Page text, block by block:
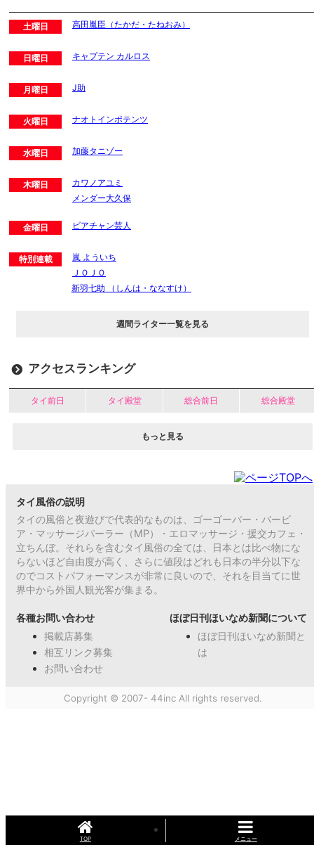
TOP メニュー
土曜日 高田胤臣（たかだ・たねおみ）
日曜日 キャプテン カルロス
月曜日 J助
火曜日 ナオトインポテンツ
水曜日 加藤タニゾー
木曜日
カワノアユミ
メンダー大久保
金曜日 ビアチャン芸人
特別連載
嵐 よういち
ＪＯＪＯ
新羽七助 （しんは・ななすけ）
週間ライター一覧を見る
アクセスランキング
タイ前日 タイ殿堂 総合前日 総合殿堂
もっと見る
タイ風俗の説明
タイの風俗と夜遊びで代表的なものは、ゴーゴーバー・バービ
ア・マッサージパーラー（MP）・エロマッサージ・援交カフェ・
立ちんぼ。それらを含むタイ風俗の全ては、日本とは比べ物にな
らないほど自由度が高く、さらに値段はどれも日本の半分以下な
のでコストパフォーマンスが非常に良いので、それを目当てに世
界中から外国人観光客が集まる。
各種お問い合わせ
掲載店募集
相互リンク募集
お問い合わせ
ほぼ日刊ほいなめ新聞について
ほぼ日刊ほいなめ新聞と
は
Copyright © 2007- 44inc All rights reserved.